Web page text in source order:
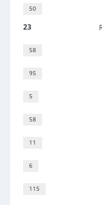
50
23
58
95
5
58
11
6
115